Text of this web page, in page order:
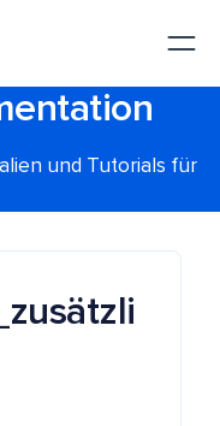
und Tutorials für